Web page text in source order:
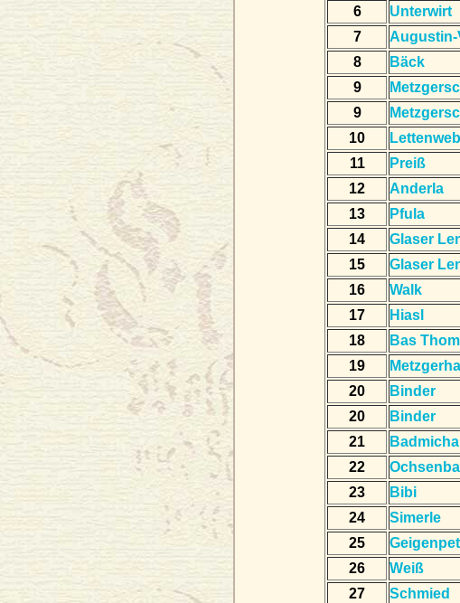
6
Unterwirt
7
Augustin-
8
Bäck
9
9
10
11
Preiß
12
Anderla
13
Pfula
14
Glaser
15
Glaser
16
Walk
17
Hiasl
18
Bas Thom
19
20
Binder
20
Binder
21
22
23
Bibi
24
Simerle
25
26
Weiß
27
Schmied